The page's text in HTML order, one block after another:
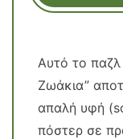
Αυτό το
Ζωάκια”
απαλή υφή
πόστερ σε